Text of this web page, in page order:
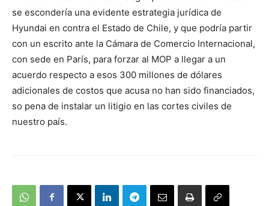
se escondería una evidente estrategia jurídica de
Hyundai en contra el Estado de Chile, y que podría partir
con un escrito ante la Cámara de Comercio Internacional,
con sede en París, para forzar al MOP a llegar a un
acuerdo respecto a esos 300 millones de dólares
adicionales de costos que acusa no han sido financiados,
so pena de instalar un litigio en las cortes civiles de
nuestro país.